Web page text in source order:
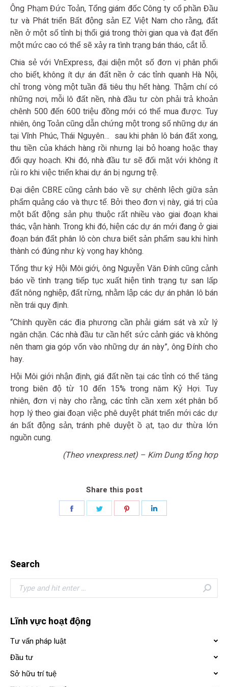
Ông Phạm Đức Toản, Tổng giám đốc Công ty cổ phần Đầu
tư và Phát triển Bất động sản EZ Việt Nam cho rằng, đất
nền ở một số tỉnh bị thổi giá trong thời gian qua và đạt đến
một mức cao có thể sẽ xảy ra tình trạng bán tháo, cắt lỗ.
Chia sẻ với VnExpress, đại diện một số đơn vị phân phối
cho biết, không ít dự án đất nền ở các tỉnh quanh Hà Nội,
chỉ trong vòng một tuần đã tiêu thụ hết hàng. Thậm chí có
những nơi, mỗi lô đất nền, nhà đầu tư còn phải trả khoản
chênh 500 đến 600 triệu đồng mới có thể mua được. Tuy
nhiên, ông Toản cũng dẫn chứng một trong số những dự án
tại Vĩnh Phúc, Thái Nguyên… sau khi phân lô bán đất xong,
thu tiền của khách hàng rồi nhưng lại bỏ hoang hoặc thay
đổi quy hoạch. Khi đó, nhà đầu tư sẽ đối mặt với không ít
rủi ro khi việc triển khai dự án bị ngưng trệ.
Đại diện CBRE cũng cảnh báo về sự chênh lệch giữa sản
phẩm quảng cáo và thực tế. Bởi theo đơn vị này, giá trị của
một bất động sản phụ thuộc rất nhiều vào giai đoạn khai
thác, vận hành. Trong khi đó, hiện các dự án mới đang ở giai
đoạn bán đất phân lô còn chưa biết sản phẩm sau khi hình
thành có đúng như kỳ vọng hay không.
Tổng thư ký Hội Môi giới, ông Nguyễn Văn Đính cũng cảnh
báo về tình trạng tiếp tục xuất hiện tình trạng tự san lấp
đất nông nghiệp, đất rừng, nhằm lập các dự án phân lô bán
nền trái quy định.
“Chính quyền các địa phương cần phải giám sát và xử lý
ngăn chặn. Các nhà đầu tư cần hết sức cảnh giác và không
nên tham gia góp vốn vào những dự án này”, ông Đính cho
hay.
Hội Môi giới nhận định, giá đất nền tại các tỉnh có thể tăng
trong biên độ từ 10 đến 15% trong năm Kỷ Hợi. Tuy
nhiên, đơn vị này cho rằng, các tỉnh cần xem xét phân bổ
hợp lý theo giai đoạn việc phê duyệt phát triển mới các dự
án bất động sản, tránh phê duyệt ồ ạt, tạo dư thừa lớn
nguồn cung.
(Theo vnexpress.net) – Kim Dung tổng hợp
Share this post
Search
Search:
Lĩnh vực hoạt động
Tư vấn pháp luật
Đầu tư
Sở hữu trí tuệ